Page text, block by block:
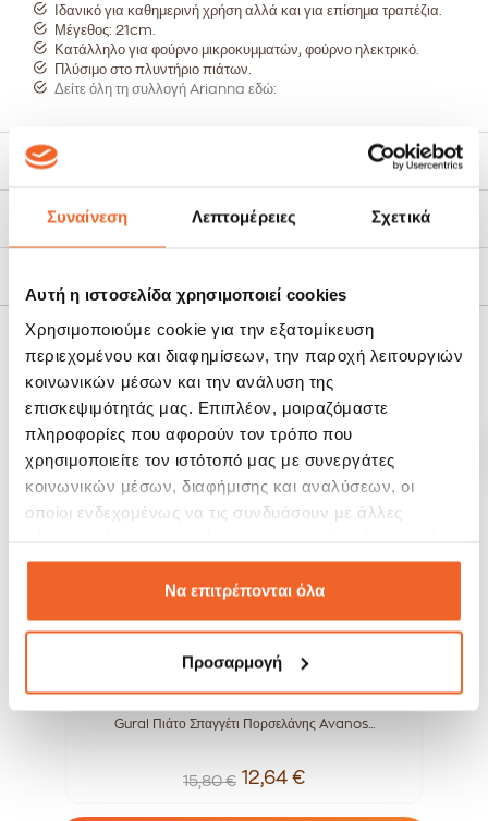
Συναίνεση Λεπτομέρειες Σχετικά
Αυτή η ιστοσελίδα χρησιμοποιεί cookies
Χρησιμοποιούμε cookie για την εξατομίκευση
περιεχομένου και διαφημίσεων, την παροχή λειτουργιών
κοινωνικών μέσων και την ανάλυση της
επισκεψιμότητάς μας. Επιπλέον, μοιραζόμαστε
πληροφορίες που αφορούν τον τρόπο που
χρησιμοποιείτε τον ιστότοπό μας με συνεργάτες
κοινωνικών μέσων, διαφήμισης και αναλύσεων, οι
οποίοι ενδεχομένως να τις συνδυάσουν με άλλες
έχουν συλλέξει σε σχέση με την από μέρους σας χρήση
των υπηρεσιών τους.Να επιτρέπονται όλα
Προσαρμογή
Ιδανικό για καθημερινή χρήση αλλά και για επίσημα τραπέζια.
Μέγεθος: 21cm.
Κατάλληλο για φούρνο μικροκυμματών, φούρνο ηλεκτρικό.
Πλύσιμο στο πλυντήριο πιάτων.
Δείτε όλη τη συλλογή Arianna εδώ:
Χαρακτηριστικά
Τρόποι Αποστολής
ΣΧΕΤΙΚΆ ΠΡΟΪΌΝΤΑ
-20%
Gural Πιάτο Σπαγγέτι Πορσελάνης Avanos...
15,80 € 12,64 €